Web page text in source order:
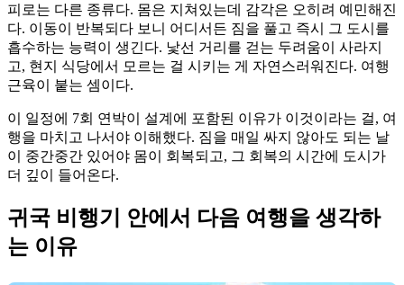
피로는 다른 종류다. 몸은 지쳐있는데 감각은 오히려 예민해진
다. 이동이 반복되다 보니 어디서든 짐을 풀고 즉시 그 도시를
흡수하는 능력이 생긴다. 낯선 거리를 걷는 두려움이 사라지
고, 현지 식당에서 모르는 걸 시키는 게 자연스러워진다. 여행
근육이 붙는 셈이다.
이 일정에 7회 연박이 설계에 포함된 이유가 이것이라는 걸, 여
행을 마치고 나서야 이해했다. 짐을 매일 싸지 않아도 되는 날
이 중간중간 있어야 몸이 회복되고, 그 회복의 시간에 도시가
더 깊이 들어온다.
귀국 비행기 안에서 다음 여행을 생각하
는 이유